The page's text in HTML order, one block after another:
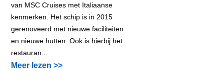
van MSC Cruises met Italiaanse
kenmerken. Het schip is in 2015
gerenoveerd met nieuwe faciliteiten
en nieuwe hutten. Ook is hierbij het
restauran...
Meer lezen >>